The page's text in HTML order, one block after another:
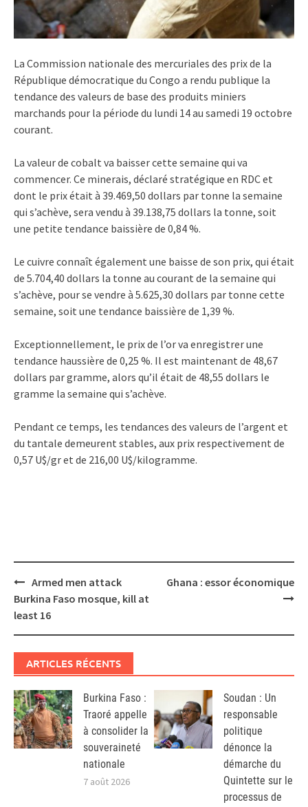
La Commission nationale des mercuriales des prix de la
République démocratique du Congo a rendu publique la
tendance des valeurs de base des produits miniers
marchands pour la période du lundi 14 au samedi 19 octobre
courant.
La valeur de cobalt va baisser cette semaine qui va
commencer. Ce minerais, déclaré stratégique en RDC et
dont le prix était à 39.469,50 dollars par tonne la semaine
qui s’achève, sera vendu à 39.138,75 dollars la tonne, soit
une petite tendance baissière de 0,84 %.
Le cuivre connaît également une baisse de son prix, qui était
de 5.704,40 dollars la tonne au courant de la semaine qui
s’achève, pour se vendre à 5.625,30 dollars par tonne cette
semaine, soit une tendance baissière de 1,39 %.
Exceptionnellement, le prix de l’or va enregistrer une
tendance haussière de 0,25 %. Il est maintenant de 48,67
dollars par gramme, alors qu’il était de 48,55 dollars le
gramme la semaine qui s’achève.
Pendant ce temps, les tendances des valeurs de l’argent et
du tantale demeurent stables, aux prix respectivement de
0,57 U$/gr et de 216,00 U$/kilogramme.
Post
navigation
Armed men attack
Burkina Faso mosque, kill at
least 16
Ghana : essor économique
ARTICLES RÉCENTS
Burkina Faso :
Traoré appelle
à consolider la
souveraineté
nationale
7 août 2026
Soudan : Un
responsable
politique
dénonce la
démarche du
Quintette sur le
processus de